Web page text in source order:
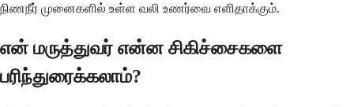
நிணநீர் முனைகளில் உள்ள வலி உணர்வை எளிதாக்கும்.
என் மருத்துவர் என்ன சிகிச்சைகளை
பரிந்துரைக்கலாம்?